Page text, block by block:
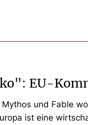
EU-
und Fable
ist eine